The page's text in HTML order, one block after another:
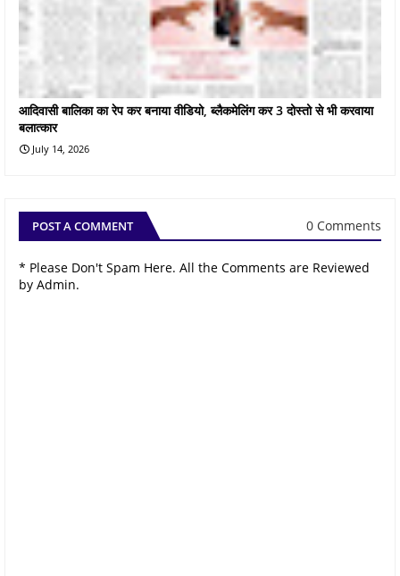
आदिवासी बालिका का रेप कर बनाया वीडियो, ब्लैकमेलिंग कर 3 दोस्तो से भी करवाया
बलात्कार
July 14, 2026
POST A COMMENT 0 Comments
* Please Don't Spam Here. All the Comments are Reviewed
by Admin.